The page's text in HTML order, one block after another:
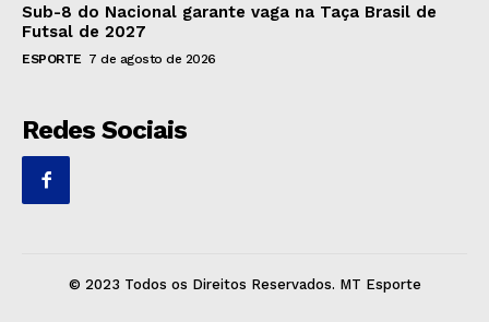
Sub-8 do Nacional garante vaga na Taça Brasil de
Futsal de 2027
ESPORTE 7 de agosto de 2026
Redes Sociais
© 2023 Todos os Direitos Reservados. MT Esporte